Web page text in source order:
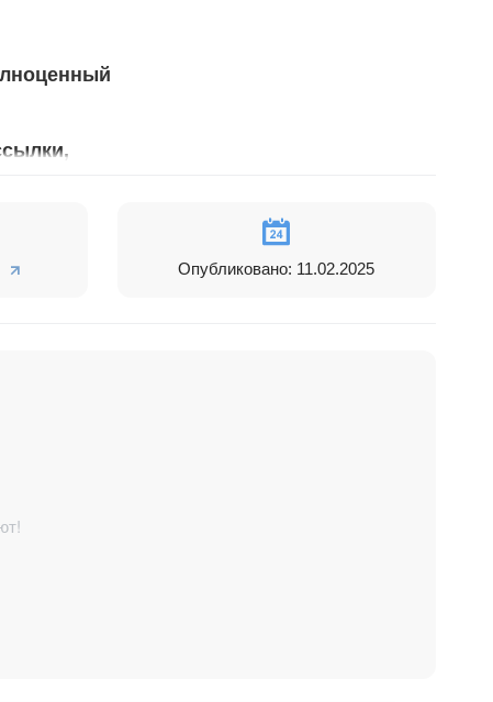
решим
Опубликовано: 11.02.2025